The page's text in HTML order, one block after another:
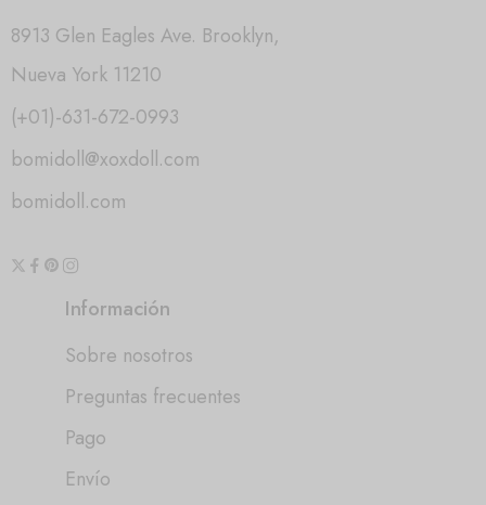
8913 Glen Eagles Ave. Brooklyn,
Nueva York 11210
(+01)-631-672-0993
bomidoll@xoxdoll.com
bomidoll.com
Información
Sobre nosotros
Preguntas frecuentes
Pago
Envío